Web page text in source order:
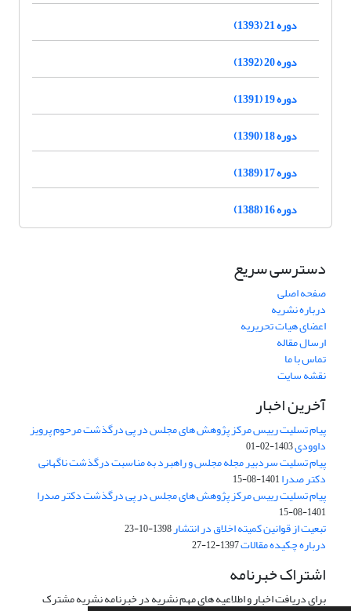
دوره 21 (1393)
دوره 20 (1392)
دوره 19 (1391)
دوره 18 (1390)
دوره 17 (1389)
دوره 16 (1388)
دسترسی سریع
صفحه اصلی
درباره نشریه
اعضای هیات تحریریه
ارسال مقاله
تماس با ما
نقشه سایت
آخرین اخبار
پیام تسلیت رییس مرکز پژوهش های مجلس در پی درگذشت مرحوم پرویز
داوودی1403-02-01
پیام تسلیت سردبیر مجله مجلس و راهبرد به مناسبت درگذشت ناگهانی
دکتر صدرا1401-08-15
پیام تسلیت رییس مرکز پژوهش های مجلس در پی درگذشت دکتر صدرا
1401-08-15
تبعیت از قوانین کمیته اخلاق در انتشار1398-10-23
درباره چکیده مقالات1397-12-27
اشتراک خبرنامه
برای دریافت اخبار و اطلاعیه های مهم نشریه در خبرنامه نشریه مشترک